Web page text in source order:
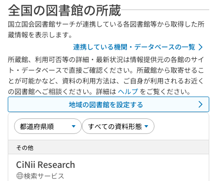
全国の図書館の所蔵
国立国会図書館サーチが連携している各図書館等から取得した所
蔵情報を表示します。
連携している機関・データベースの一覧
所蔵館、利用可否等の詳細・最新状況は情報提供元の各館のサイ
ト・データベースで直接ご確認ください。所蔵館から取寄せるこ
とが可能かなど、資料の利用方法は、ご自身が利用されるお近く
の図書館へご相談ください。詳細は ヘルプ をご覧ください。
地域の図書館を設定する
その他
CiNii Research
検索サービス